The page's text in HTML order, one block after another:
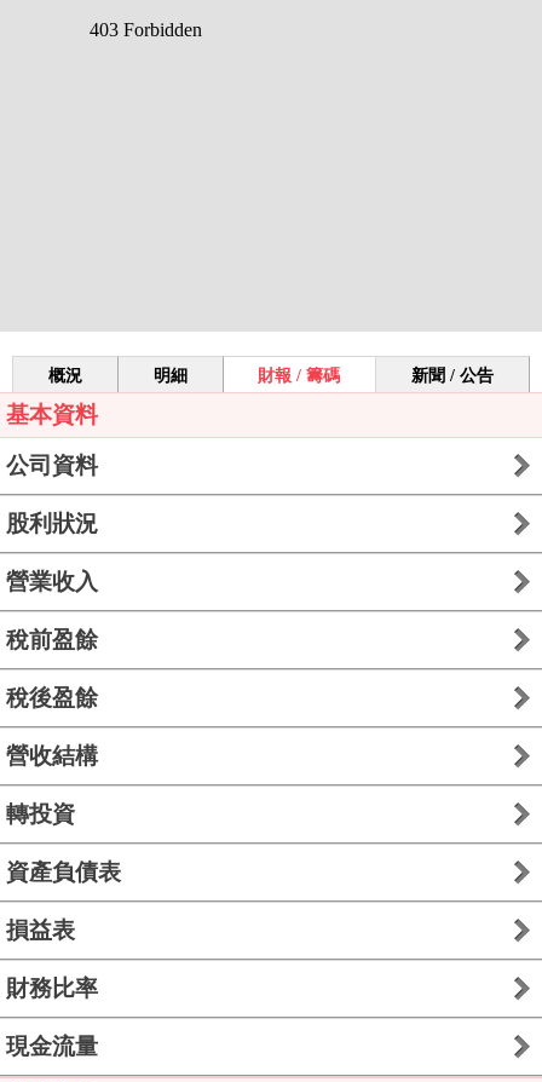
概況 明細 財報 / 籌碼 新聞 / 公告
基本資料
公司資料
股利狀況
營業收入
稅前盈餘
稅後盈餘
營收結構
轉投資
資產負債表
損益表
財務比率
現金流量